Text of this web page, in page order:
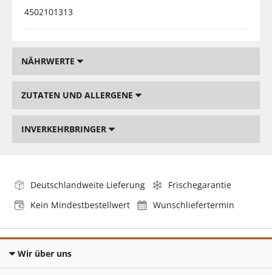
4502101313
NÄHRWERTE
ZUTATEN UND ALLERGENE
INVERKEHRBRINGER
Deutschlandweite Lieferung
Frischegarantie
Kein Mindestbestellwert
Wunschliefertermin
Wir über uns